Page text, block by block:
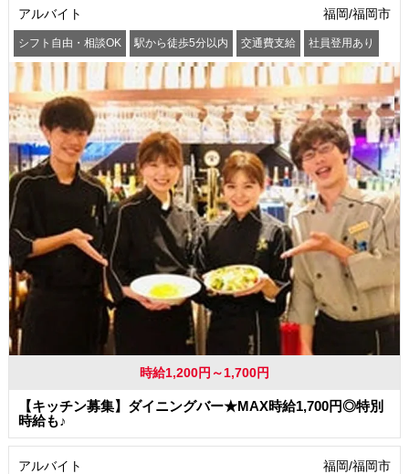
アルバイト 福岡/福岡市
シフト自由・相談OK 駅から徒歩5分以内 交通費支給 社員登用あり
時給1,200円～1,700円
【キッチン募集】ダイニングバー★MAX時給1,700円◎特別
時給も♪
アルバイト 福岡/福岡市